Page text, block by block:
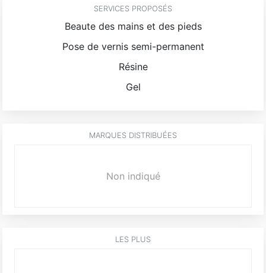
SERVICES PROPOSÉS
Beaute des mains et des pieds
Pose de vernis semi-permanent
Résine
Gel
MARQUES DISTRIBUÉES
Non indiqué
LES PLUS